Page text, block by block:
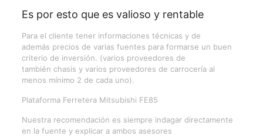
Es por esto que es valioso y rentable
Para el cliente tener informaciones técnicas y de
además precios de varias fuentes para formarse un buen
criterio de inversión. (varios proveedores de
también chasis y varios proveedores de carrocería al
menos mínimo 2 de cada uno).
Plataforma Ferretera Mitsubishi FE85
Nuestra recomendación es siempre indagar directamente
en la fuente y explicar a ambos asesores